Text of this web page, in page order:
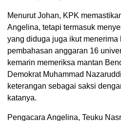
Menurut Johan, KPK
Angelina, tetapi termasuk
yang diduga juga ikut menerima
pembahasan anggaran 16
kemarin memeriksa mantan
Demokrat Muhammad
keterangan sebagai saksi
katanya.
Pengacara Angelina, Teuku